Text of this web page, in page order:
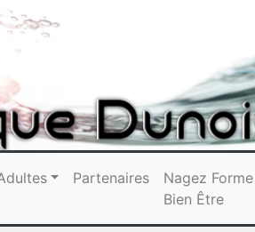
Partenaires
Nagez Forme
Bien Être